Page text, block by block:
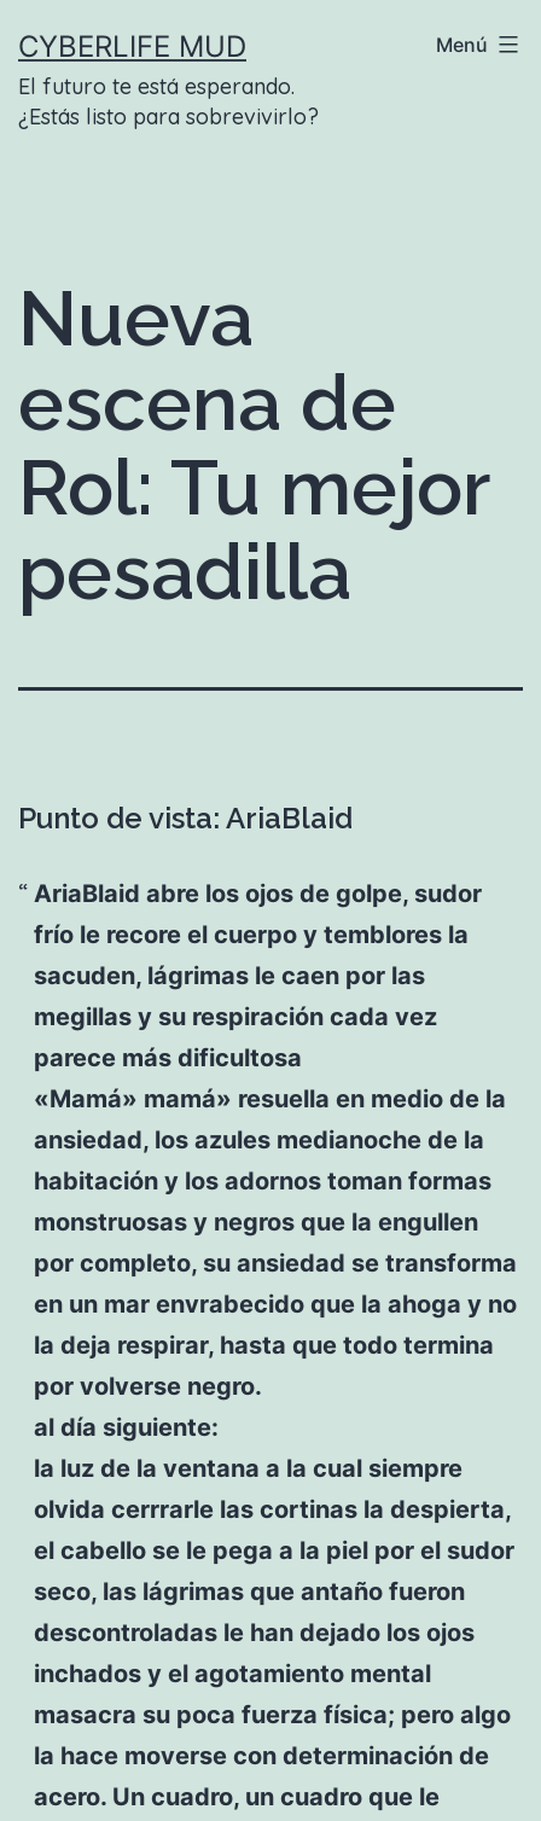
contenido
CYBERLIFE MUD
El futuro te está esperando.
¿Estás listo para sobrevivirlo?
Menú
Nueva
escena de
Rol: Tu mejor
pesadilla
Punto de vista: AriaBlaid
AriaBlaid abre los ojos de golpe, sudor
frío le recore el cuerpo y temblores la
sacuden, lágrimas le caen por las
megillas y su respiración cada vez
parece más dificultosa
«Mamá» mamá» resuella en medio de la
ansiedad, los azules medianoche de la
habitación y los adornos toman formas
monstruosas y negros que la engullen
por completo, su ansiedad se transforma
en un mar envrabecido que la ahoga y no
la deja respirar, hasta que todo termina
por volverse negro.
al día siguiente:
la luz de la ventana a la cual siempre
olvida cerrrarle las cortinas la despierta,
el cabello se le pega a la piel por el sudor
seco, las lágrimas que antaño fueron
descontroladas le han dejado los ojos
inchados y el agotamiento mental
masacra su poca fuerza física; pero algo
la hace moverse con determinación de
acero. Un cuadro, un cuadro que le